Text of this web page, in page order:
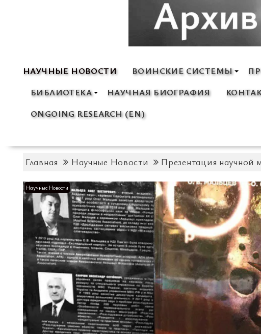
НАУЧНЫЕ НОВОСТИ ВОИНСКИЕ СИСТЕМЫ
БИБЛИОТЕКА
НАУЧНАЯ БИОГРАФИЯ
ONGOING RESEARCH (EN)
Главная Научные Новости Презентация научной
Научные Новости